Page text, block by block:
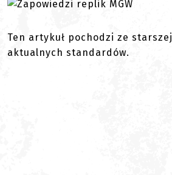
Ten artykuł pochodzi ze
aktualnych standardów.